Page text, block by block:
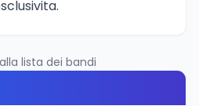
lista dei bandi